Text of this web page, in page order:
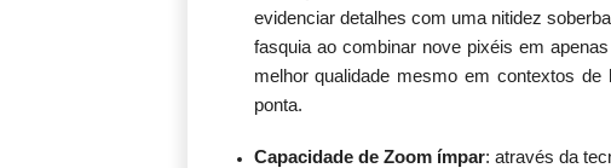
evidenciar detalhes com uma nitidez
fasquia ao combinar nove pixéis em
melhor qualidade mesmo em contextos de
ponta.
Capacidade de Zoom ímpar: através da